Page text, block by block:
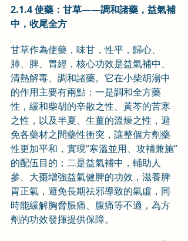
2.1.4 使藥：甘草——調和諸藥，益氣補
中，收尾全方
甘草作為使藥，味甘，性平，歸心、
肺、脾、胃經，核心功效是益氣補中、
清熱解毒、調和諸藥。它在小柴胡湯中
的作用主要有兩點：一是調和全方藥
性，緩和柴胡的辛散之性、黃芩的苦寒
之性，以及半夏、生薑的溫燥之性，避
免各藥材之間藥性衝突，讓整個方劑藥
性更加平和，實現“寒溫並用、攻補兼施”
的配伍目的；二是益氣補中，輔助人
參、大棗增強益氣健脾的功效，滋養脾
胃正氣，避免長期祛邪導致的氣虛，同
時能緩解胸脅脹痛、腹痛等不適，為方
劑的功效發揮提供保障。